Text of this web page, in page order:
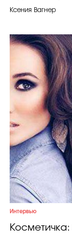
Ксения Вагнер
Интервью